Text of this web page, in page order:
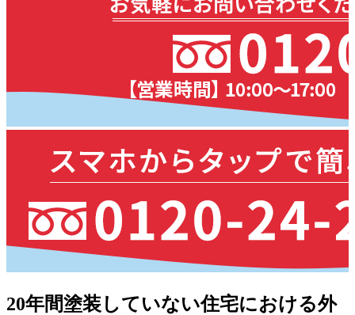
20年間塗装していない住宅における外